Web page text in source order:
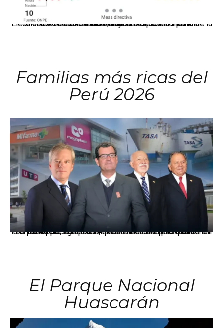
El JNE oficializó la distribución de escaños para la elección de 60 senadores y 130 diputados en las Elecciones Generales 2026, tras el restablecimiento de la Bicameralidad.
Familias más ricas del
Perú 2026
Los principales grupos empresariales del país mantienen una fuerte presencia en Áncash mediante inversiones en comercio, educación, salud e industria pesquera.
El Parque Nacional
Huascarán